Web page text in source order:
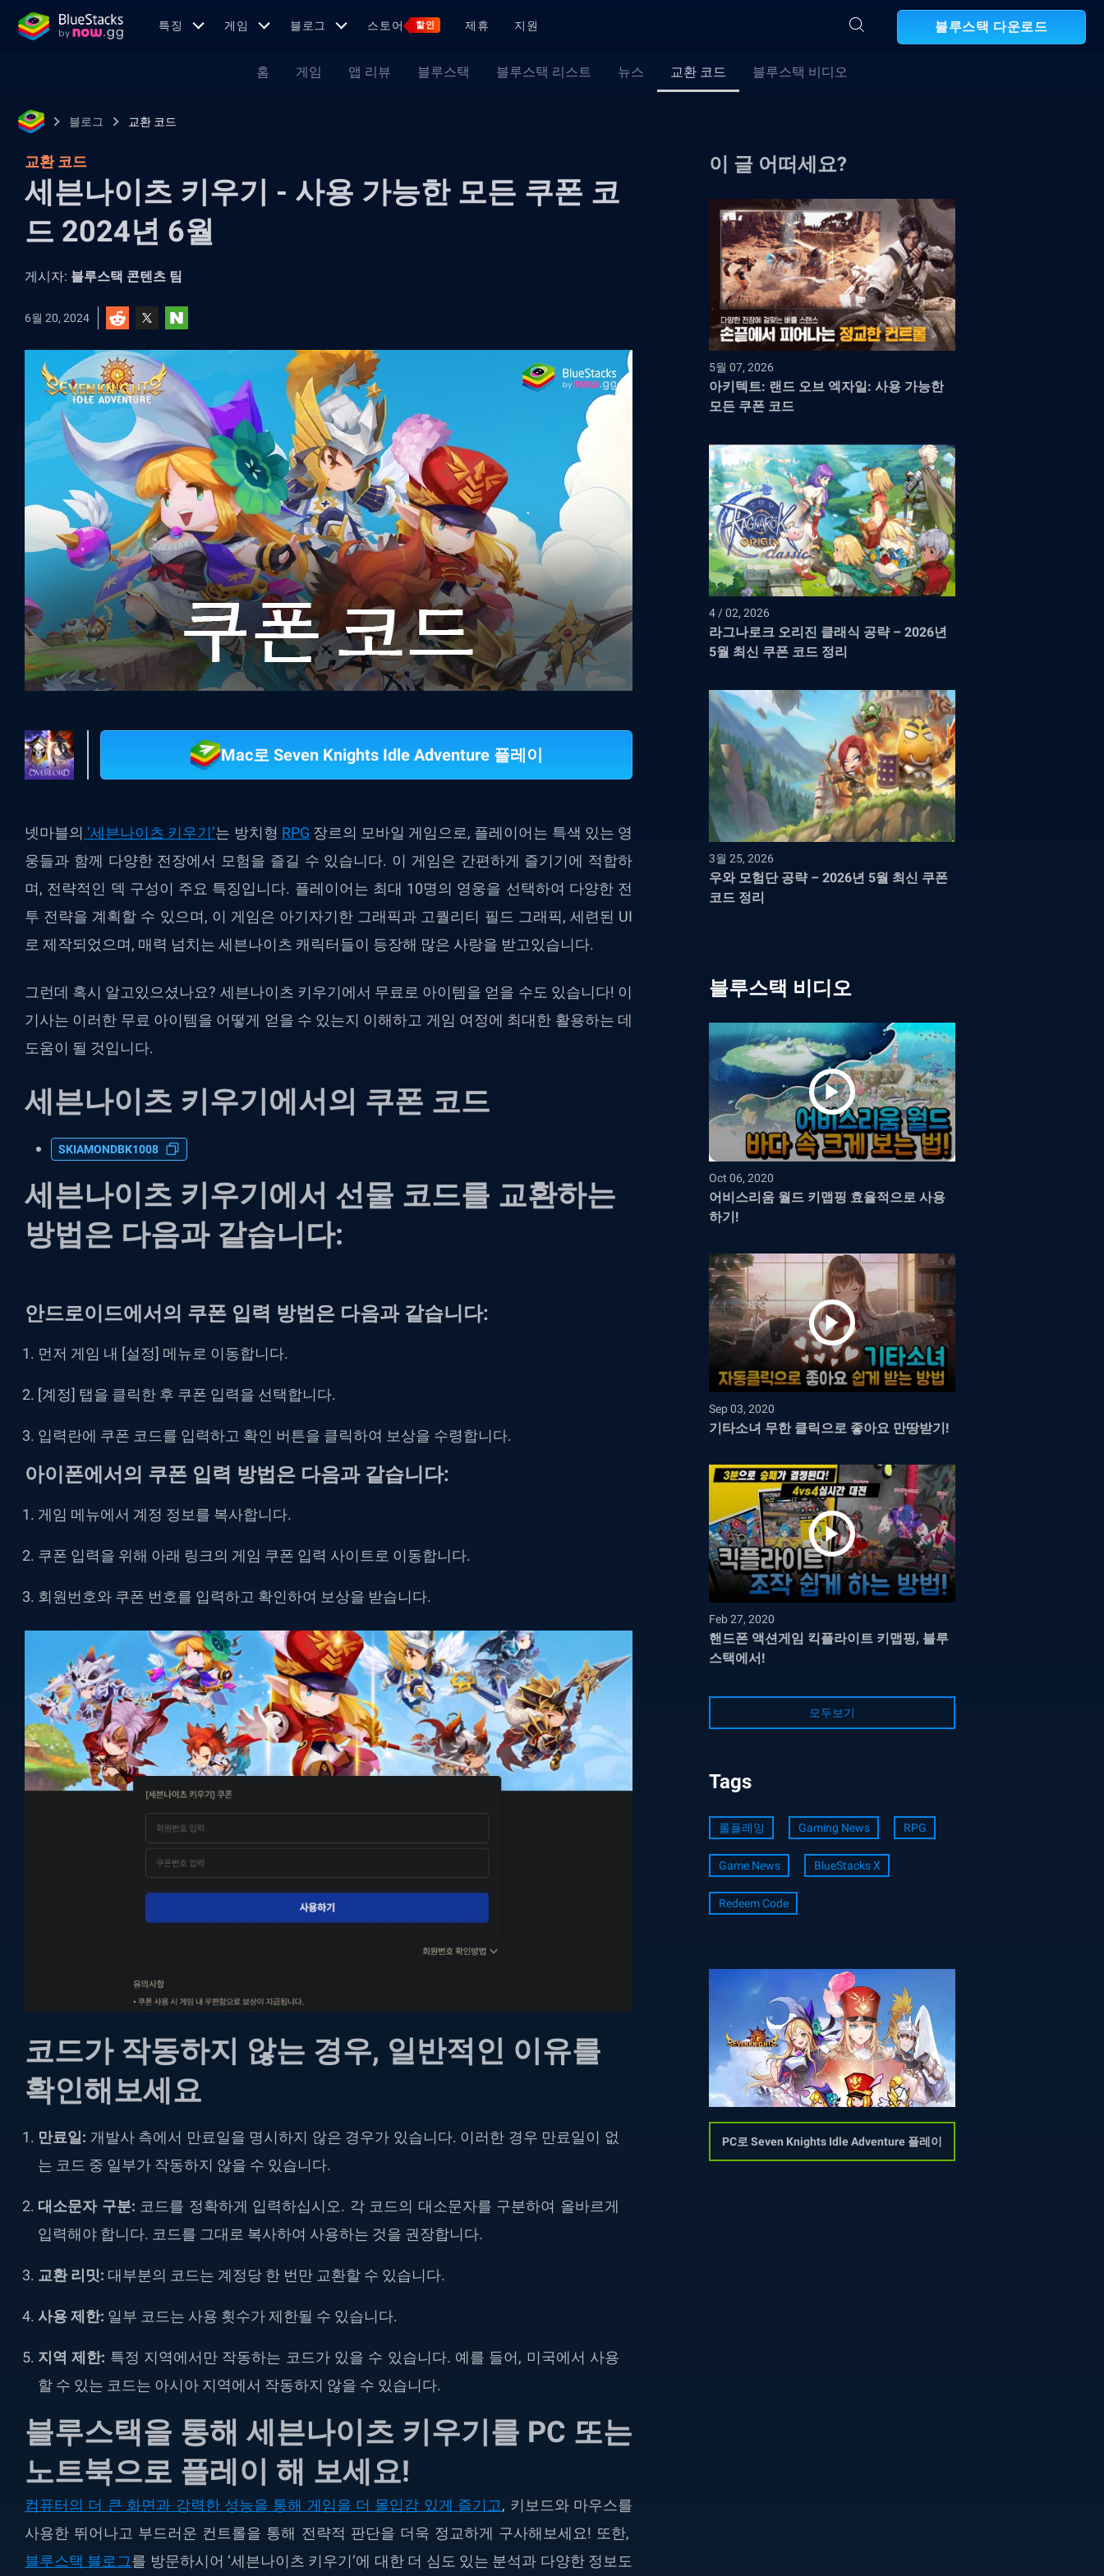
특징 게임 블로그 스토어 할인 제휴 지원 블루스택 다운로드
홈 게임 앱 리뷰 블루스택 블루스택 리스트 뉴스 교환 코드 블루스택 비디오
블로그 교환 코드
교환 코드
세븐나이츠 키우기 - 사용 가능한 모든 쿠폰 코
드 2024년 6월
게시자: 블루스택 콘텐츠 팀
6월 20, 2024
Mac로 Seven Knights Idle Adventure 플레이
넷마블의 ‘세븐나이츠 키우기’는 방치형 RPG 장르의 모바일 게임으로, 플레이어는 특색 있는 영
웅들과 함께 다양한 전장에서 모험을 즐길 수 있습니다. 이 게임은 간편하게 즐기기에 적합하
며, 전략적인 덱 구성이 주요 특징입니다. 플레이어는 최대 10명의 영웅을 선택하여 다양한 전
투 전략을 계획할 수 있으며, 이 게임은 아기자기한 그래픽과 고퀄리티 필드 그래픽, 세련된 UI
로 제작되었으며, 매력 넘치는 세븐나이츠 캐릭터들이 등장해 많은 사랑을 받고있습니다.
그런데 혹시 알고있으셨나요? 세븐나이츠 키우기에서 무료로 아이템을 얻을 수도 있습니다! 이
기사는 이러한 무료 아이템을 어떻게 얻을 수 있는지 이해하고 게임 여정에 최대한 활용하는 데
도움이 될 것입니다.
세븐나이츠 키우기에서의 쿠폰 코드
SKIAMONDBK1008
세븐나이츠 키우기에서 선물 코드를 교환하는
방법은 다음과 같습니다:
안드로이드에서의 쿠폰 입력 방법은 다음과 같습니다:
먼저 게임 내 [설정] 메뉴로 이동합니다.
[계정] 탭을 클릭한 후 쿠폰 입력을 선택합니다.
입력란에 쿠폰 코드를 입력하고 확인 버튼을 클릭하여 보상을 수령합니다.
아이폰에서의 쿠폰 입력 방법은 다음과 같습니다:
게임 메뉴에서 계정 정보를 복사합니다.
쿠폰 입력을 위해 아래 링크의 게임 쿠폰 입력 사이트로 이동합니다.
회원번호와 쿠폰 번호를 입력하고 확인하여 보상을 받습니다.
코드가 작동하지 않는 경우, 일반적인 이유를
확인해보세요
만료일: 개발사 측에서 만료일을 명시하지 않은 경우가 있습니다. 이러한 경우 만료일이 없
는 코드 중 일부가 작동하지 않을 수 있습니다.
대소문자 구분: 코드를 정확하게 입력하십시오. 각 코드의 대소문자를 구분하여 올바르게
입력해야 합니다. 코드를 그대로 복사하여 사용하는 것을 권장합니다.
교환리밋: 대부분의 코드는 계정당 한 번만 교환할 수 있습니다.
사용제한: 일부 코드는 사용 횟수가 제한될 수 있습니다.
지역제한: 특정 지역에서만 작동하는 코드가 있을 수 있습니다. 예를 들어, 미국에서 사용
할 수 있는 코드는 아시아 지역에서 작동하지 않을 수 있습니다.
블루스택을 통해 세븐나이츠 키우기를 PC 또는
노트북으로 플레이 해 보세요!
컴퓨터의 더 큰 화면과 강력한 성능을 통해 게임을 더 몰입감 있게 즐기고, 키보드와 마우스를
사용한 뛰어나고 부드러운 컨트롤을 통해 전략적 판단을 더욱 정교하게 구사해보세요! 또한,
블루스택 블로그를 방문하시어 ‘세븐나이츠 키우기’에 대한 더 심도 있는 분석과 다양한 정보도
이 글 어떠세요?
5월 07, 2026
아키텍트: 랜드 오브 엑자일: 사용 가능한
모든 쿠폰 코드
4 / 02, 2026
라그나로크 오리진 클래식 공략 – 2026년
5월 최신 쿠폰 코드 정리
3월 25, 2026
우와 모험단 공략 – 2026년 5월 최신 쿠폰
코드 정리
블루스택 비디오
Oct 06, 2020
어비스리움 월드 키맵핑 효율적으로 사용
하기!
Sep 03, 2020
기타소녀 무한 클릭으로 좋아요 만땅받기!
Feb 27, 2020
핸드폰 액션게임 킥플라이트 키맵핑, 블루
스택에서!
모두보기
Tags
롤플레잉 Gaming News RPG
Game News BlueStacks X
Redeem Code
PC로 Seven Knights Idle Adventure 플레이